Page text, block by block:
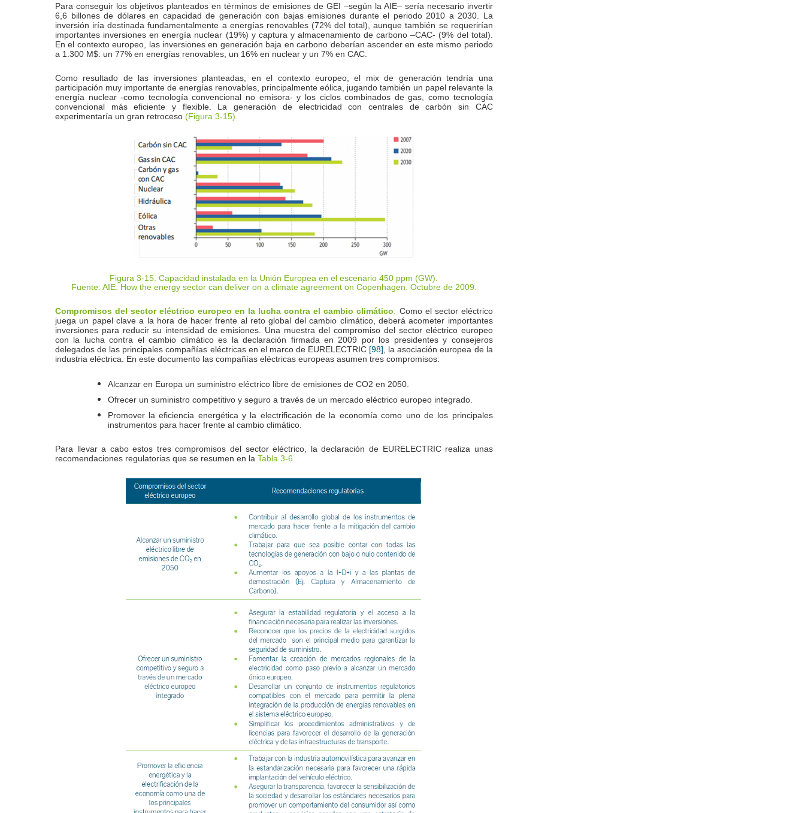
Para conseguir los objetivos planteados en términos de emisiones de GEI –según la AIE– sería necesario invertir
6,6 billones de dólares en capacidad de generación con bajas emisiones durante el periodo 2010 a 2030. La
inversión iría destinada fundamentalmente a energías renovables (72% del total), aunque también se requerirían
importantes inversiones en energía nuclear (19%) y captura y almacenamiento de carbono –CAC- (9% del total).
En el contexto europeo, las inversiones en generación baja en carbono deberían ascender en este mismo periodo
a 1.300 M$: un 77% en energías renovables, un 16% en nuclear y un 7% en CAC.
Como resultado de las inversiones planteadas, en el contexto europeo, el mix de generación tendría una
participación muy importante de energías renovables, principalmente eólica, jugando también un papel relevante la
energía nuclear -como tecnología convencional no emisora- y los ciclos combinados de gas, como tecnología
convencional más eficiente y flexible. La generación de electricidad con centrales de carbón sin CAC
experimentaría un gran retroceso (Figura 3‑15).
Figura 3-15. Capacidad instalada en la Unión Europea en el escenario 450 ppm (GW).
Fuente: AIE. How the energy sector can deliver on a climate agreement on Copenhagen. Octubre de 2009.
Compromisos del sector eléctrico europeo en la lucha contra el cambio climático. Como el sector eléctrico
juega un papel clave a la hora de hacer frente al reto global del cambio climático, deberá acometer importantes
inversiones para reducir su intensidad de emisiones. Una muestra del compromiso del sector eléctrico europeo
con la lucha contra el cambio climático es la declaración firmada en 2009 por los presidentes y consejeros
delegados de las principales compañías eléctricas en el marco de EURELECTRIC [98]
, la asociación europea de la
industria eléctrica. En este documento las compañías eléctricas europeas asumen tres compromisos:
Alcanzar en Europa un suministro eléctrico libre de emisiones de CO2 en 2050.
Ofrecer un suministro competitivo y seguro a través de un mercado eléctrico europeo integrado.
Promover la eficiencia energética y la electrificación de la economía como uno de los principales
instrumentos para hacer frente al cambio climático.
Para llevar a cabo estos tres compromisos del sector eléctrico, la declaración de EURELECTRIC realiza unas
recomendaciones regulatorias que se resumen en la Tabla 3‑6.